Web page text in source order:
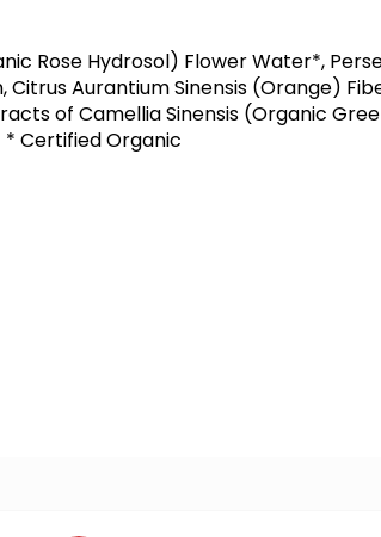
Rose Hydrosol) Flower Water*,
Aurantium Sinensis (Orange)
of Camellia Sinensis (Organic
Certified Organic